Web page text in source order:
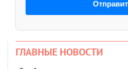
ГЛАВНЫЕ НОВОСТИ